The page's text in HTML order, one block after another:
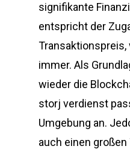
signifikante
entspricht der
immer. Als
wieder die
storj verdienst
Umgebung an.
auch einen